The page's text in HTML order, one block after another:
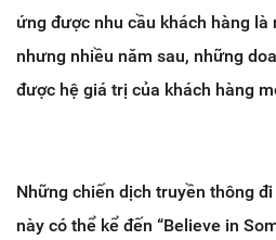
ứng được nhu cầu khách hàng là
nhưng nhiều năm sau, những
được hệ giá trị của khách hàng
Những chiến dịch truyền thông
này có thể kể đến “Believe in